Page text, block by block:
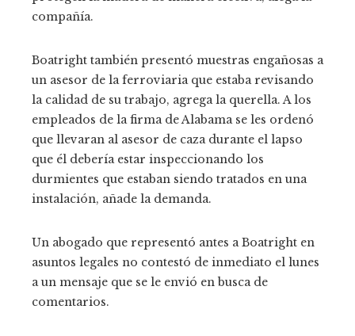
compañía.
Boatright también presentó muestras engañosas a
un asesor de la ferroviaria que estaba revisando
la calidad de su trabajo, agrega la querella. A los
empleados de la firma de Alabama se les ordenó
que llevaran al asesor de caza durante el lapso
que él debería estar inspeccionando los
durmientes que estaban siendo tratados en una
instalación, añade la demanda.
Un abogado que representó antes a Boatright en
asuntos legales no contestó de inmediato el lunes
a un mensaje que se le envió en busca de
comentarios.